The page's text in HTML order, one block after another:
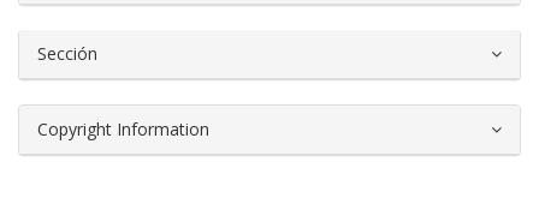
Sección
Copyright Information